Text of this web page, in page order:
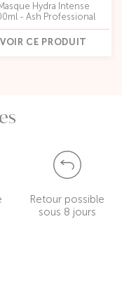
Hydra Intense
- Ash Professional
VOIR CE PRODUIT
Retour possible
sous 8 jours